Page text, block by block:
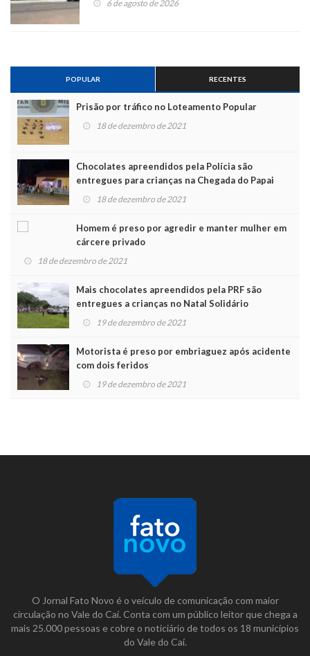
6 de agosto de 2026
POPULAR RECENTES
Prisão por tráfico no Loteamento Popular
18 de dezembro de 2021
Chocolates apreendidos pela Polícia são
entregues para crianças na Chegada do Papai
Noel 18 de dezembro de 2021
Homem é preso por agredir e manter mulher em
cárcere privado
18 de dezembro de 2021
Mais chocolates apreendidos pela PRF são
entregues a crianças no Natal Solidário
19 de dezembro de 2021
Motorista é preso por embriaguez após acidente
com dois feridos
19 de dezembro de 2021
O Jornal Fato Novo é o veículo de comunicação com maior
circulação no Vale do Caí. Conta com um público leitor que chega a
mais 25.000 pessoas e cobre o noticiário de todos os 18 municípios
do Vale do Caí.